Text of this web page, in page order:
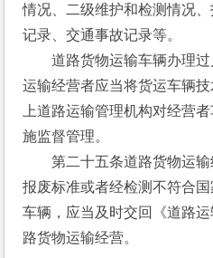
情况、二级维护和检测情况
记录、交通事故记录等。
道路货物运输车辆办理过
运输经营者应当将货运车辆
上道路运输管理机构对经营
施监督管理。
第二十五条道路货物运输
报废标准或者经检测不符合
车辆，应当及时交回《道路
路货物运输经营。